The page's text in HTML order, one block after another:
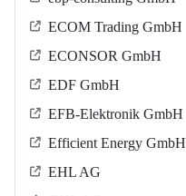
ECOM Trading GmbH
ECONSOR GmbH
EDF GmbH
EFB-Elektronik GmbH
Efficient Energy GmbH
EHL AG